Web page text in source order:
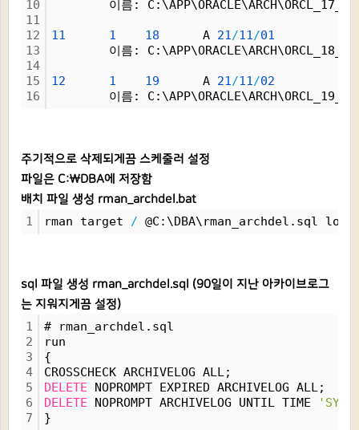
10
11
12
13
14
15
16
이름:
11 1 18 A 21/11/01
이름:
12 1 19 A 21/11/02
이름:
주기적으로 삭제되게끔 스케줄러 설정
파일은 C:\DBA에 저장함
배치 파일 생성 rman_archdel.bat
1 rman target / @C:\DBA\rman_archdel.sql log
sql 파일 생성 rman_archdel.sql (90일이 지난 아카이브로그
는 지워지게끔 설정)
1
2
3
4
5
6
7
# rman_archdel.sql
run
{
CROSSCHECK ARCHIVELOG ALL;
DELETE NOPROMPT EXPIRED ARCHIVELOG ALL;
DELETE NOPROMPT ARCHIVELOG UNTIL TIME
}